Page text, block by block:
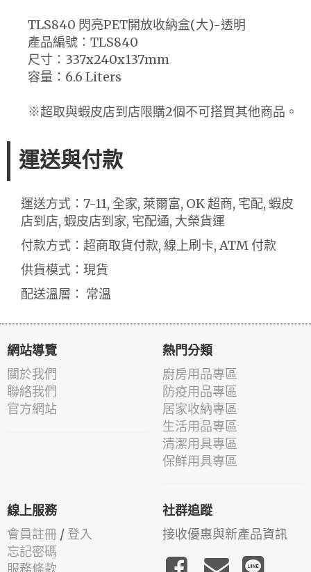
TLS840 閃亮PET開放收納盒(大)-透明
產品編號：TLS840
尺寸：337x240x137mm
容量：6.6 Liters
※超取與蝦皮店到店限購2個不可搭買其他商品。
運送與付款
運送方式：7-11, 全家, 萊爾富, OK 超商, 宅配, 蝦皮
店到店, 蝦皮店到家, 宅配通, 大榮貨運
付款方式：超商取貨付款, 線上刷卡, ATM 付款
供貨模式：現貨
配送溫層： 常溫
網站導覽
關於我們
聯絡我們
官方網站
熱門分類
廚房用品專區
防疫用品專區
居家收納專區
生活用品專區
清潔用具專區
保鮮用具專區
線上服務
會員註冊 / 登入
忘記密碼
社群追蹤
接收優惠與新產品資訊